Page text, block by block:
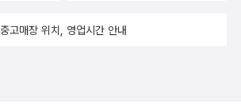
중고매장 위치, 영업시간 안내